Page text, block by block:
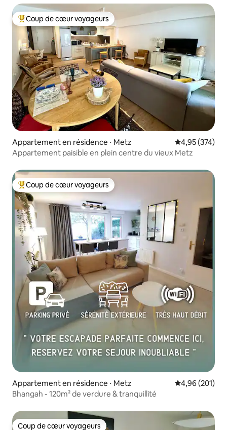
Coups de cœur voyageurs les plus appréciés
Coup de cœur voyageurs
Appartement en résidence ⋅ Metz Évaluation
4,95 (374)
Appartement paisible en plein centre du vieux Metz
Coups de cœur voyageurs les plus appréciés
Coup de cœur voyageurs
Appartement en résidence ⋅ Metz Évaluation
4,96 (201)
Bhangah - 120m² de verdure & tranquillité
Coup de cœur voyageurs